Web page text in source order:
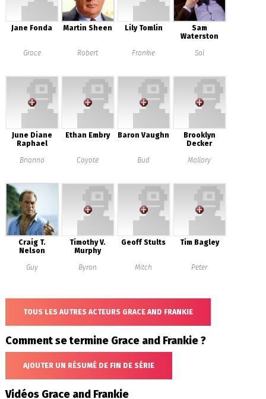
Jane Fonda
Grace
Martin Sheen
Robert
Lily Tomlin
Frankie
Sam
Waterston
Sol
June Diane
Raphael
Brianna
Ethan Embry
Coyote
Baron Vaughn
Bud
Brooklyn
Decker
Mallory
Craig T.
Nelson
Guy
Timothy V.
Murphy
Byron
Geoff Stults
Mitch
Tim Bagley
Peter
TOUS LES AUTRES ACTEURS GRACE AND FRANKIE
Comment se termine Grace and Frankie ?
AJOUTER UN RÉSUMÉ DE FIN DE SÉRIE
Vidéos Grace and Frankie